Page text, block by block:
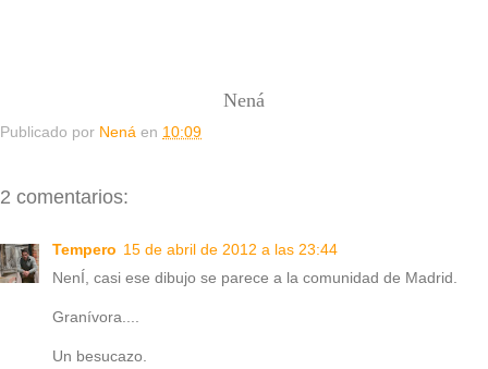
Nená
Publicado por Nená en 10:09
2 comentarios:
Tempero 15 de abril de 2012 a las 23:44
NenÍ, casi ese dibujo se parece a la comunidad de Madrid.
Granívora....
Un besucazo.